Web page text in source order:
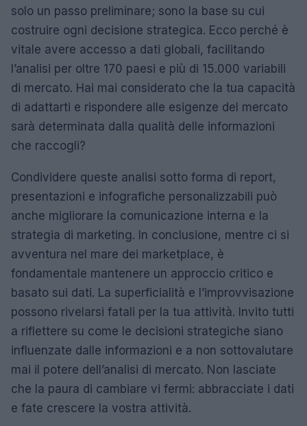
solo un passo preliminare; sono la base su cui
costruire ogni decisione strategica. Ecco perché è
vitale avere accesso a dati globali, facilitando
l’analisi per oltre 170 paesi e più di 15.000 variabili
di mercato. Hai mai considerato che la tua capacità
di adattarti e rispondere alle esigenze del mercato
sarà determinata dalla qualità delle informazioni
che raccogli?
Condividere queste analisi sotto forma di report,
presentazioni e infografiche personalizzabili può
anche migliorare la comunicazione interna e la
strategia di marketing. In conclusione, mentre ci si
avventura nel mare dei marketplace, è
fondamentale mantenere un approccio critico e
basato sui dati. La superficialità e l’improvvisazione
possono rivelarsi fatali per la tua attività. Invito tutti
a riflettere su come le decisioni strategiche siano
influenzate dalle informazioni e a non sottovalutare
mai il potere dell’analisi di mercato. Non lasciate
che la paura di cambiare vi fermi: abbracciate i dati
e fate crescere la vostra attività.